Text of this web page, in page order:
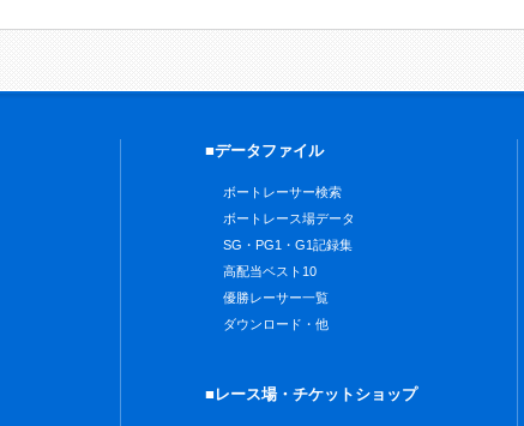
■データファイル
ボートレーサー検索
ボートレース場データ
SG・PG1・G1記録集
高配当ベスト10
優勝レーサー一覧
ダウンロード・他
■レース場・チケットショップ